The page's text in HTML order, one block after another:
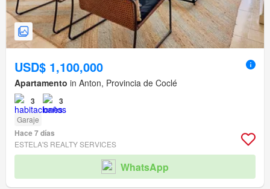
USD$ 1,100,000
Apartamento in Anton, Provincia de Coclé
3 3
Garaje
Hace 7 días
ESTELA'S REALTY SERVICES
WhatsApp